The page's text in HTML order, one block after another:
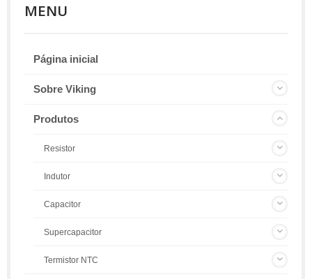
MENU
Página inicial
Sobre Viking
Produtos
Resistor
Indutor
Capacitor
Supercapacitor
Termistor NTC